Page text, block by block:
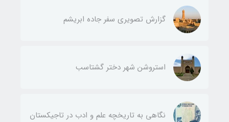
گزارش تصویری سفر جاده ابریشم
استروشن شهر دختر گشتاسب
نگاهی به تاریخچه علم و ادب در تاجیکستان